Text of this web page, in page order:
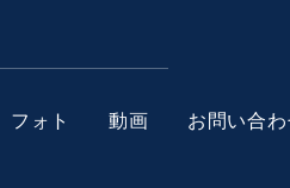
フォト 動画 お問い合